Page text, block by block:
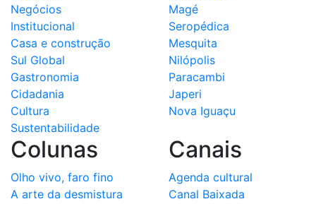
Negócios
Institucional
Casa e construção
Sul Global
Gastronomia
Cidadania
Cultura
Sustentabilidade
Magé
Seropédica
Mesquita
Nilópolis
Paracambi
Japeri
Nova Iguaçu
Colunas
Olho vivo, faro fino
A arte da desmistura
Canais
Agenda cultural
Canal Baixada